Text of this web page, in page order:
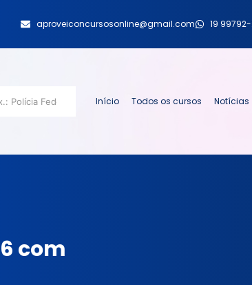
aproveiconcursosonline@gmail.com 19
Início Todos os cursos Notícias
com